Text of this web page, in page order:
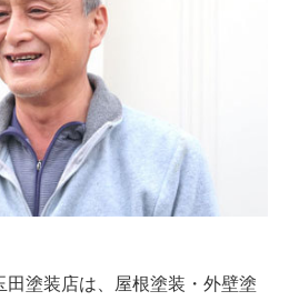
塗装店は、屋根塗装・外壁塗